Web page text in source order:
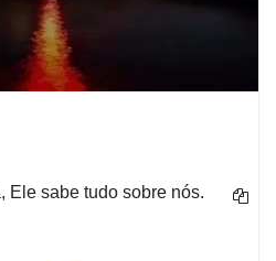
Ele sabe tudo sobre nós.